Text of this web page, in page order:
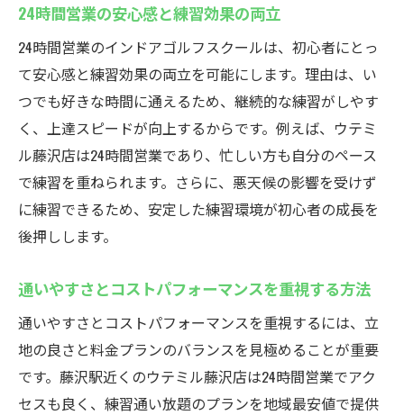
24時間営業の安心感と練習効果の両立
24時間営業のインドアゴルフスクールは、初心者にとっ
て安心感と練習効果の両立を可能にします。理由は、い
つでも好きな時間に通えるため、継続的な練習がしやす
く、上達スピードが向上するからです。例えば、ウテミ
ル藤沢店は24時間営業であり、忙しい方も自分のペース
で練習を重ねられます。さらに、悪天候の影響を受けず
に練習できるため、安定した練習環境が初心者の成長を
後押しします。
通いやすさとコストパフォーマンスを重視する方法
通いやすさとコストパフォーマンスを重視するには、立
地の良さと料金プランのバランスを見極めることが重要
です。藤沢駅近くのウテミル藤沢店は24時間営業でアク
セスも良く、練習通い放題のプランを地域最安値で提供